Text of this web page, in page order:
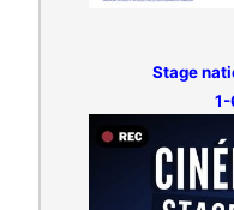
Stage
1-